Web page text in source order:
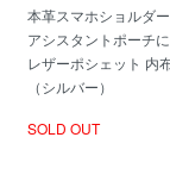
本革スマホショルダ
アシスタントポーチ
レザーポシェット 内
（シルバー）
SOLD OUT